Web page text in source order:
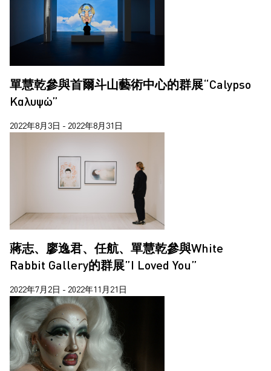
單慧乾參與首爾斗山藝術中心的群展“Calypso
Καλυψώ”
2022年8月3日 - 2022年8月31日
蔣志、廖逸君、任航、單慧乾參與White
Rabbit Gallery的群展”I Loved You”
2022年7月2日 - 2022年11月21日